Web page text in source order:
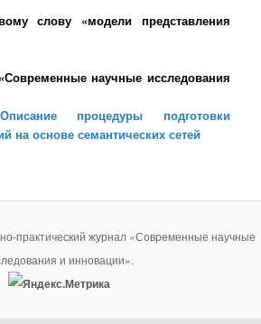
слову «модели представления
научные исследования
процедуры подготовки
на основе семантических сетей
практический журнал «Современные научные
и инновации».